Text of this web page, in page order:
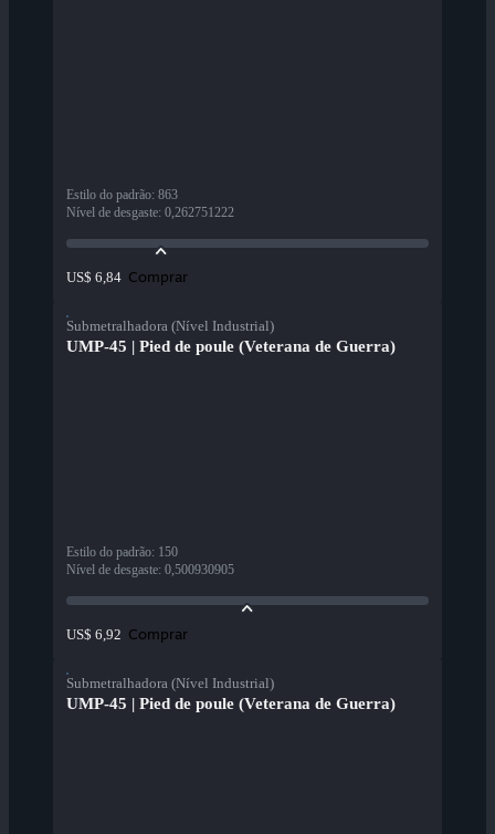
Estilo do padrão: 863
Nível de desgaste: 0,262751222
US$ 6,84 Comprar
Submetralhadora (Nível Industrial)
UMP-45 | Pied de poule (Veterana de Guerra)
Estilo do padrão: 150
Nível de desgaste: 0,500930905
US$ 6,92 Comprar
Submetralhadora (Nível Industrial)
UMP-45 | Pied de poule (Veterana de Guerra)